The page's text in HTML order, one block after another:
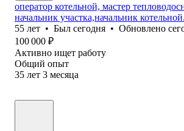
оператор котельной, мастер
начальник участка,начальник котельной.
55 лет • Был сегодня • Обновлено
100 000 ₽
Активно ищет работу
Общий опыт
35 лет 3 месяца